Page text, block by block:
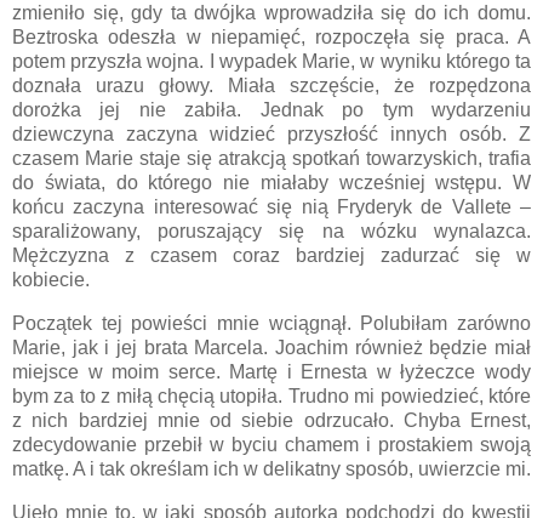
zmieniło się, gdy ta dwójka wprowadziła się do ich domu.
Beztroska odeszła w niepamięć, rozpoczęła się praca. A
potem przyszła wojna. I wypadek Marie, w wyniku którego ta
doznała urazu głowy. Miała szczęście, że rozpędzona
dorożka jej nie zabiła. Jednak po tym wydarzeniu
dziewczyna zaczyna widzieć przyszłość innych osób. Z
czasem Marie staje się atrakcją spotkań towarzyskich, trafia
do świata, do którego nie miałaby wcześniej wstępu. W
końcu zaczyna interesować się nią Fryderyk de Vallete –
sparaliżowany, poruszający się na wózku wynalazca.
Mężczyzna z czasem coraz bardziej zadurzać się w
kobiecie.
Początek tej powieści mnie wciągnął. Polubiłam zarówno
Marie, jak i jej brata Marcela. Joachim również będzie miał
miejsce w moim serce. Martę i Ernesta w łyżeczce wody
bym za to z miłą chęcią utopiła. Trudno mi powiedzieć, które
z nich bardziej mnie od siebie odrzucało. Chyba Ernest,
zdecydowanie przebił w byciu chamem i prostakiem swoją
matkę. A i tak określam ich w delikatny sposób, uwierzcie mi.
Ujęło mnie to, w jaki sposób autorka podchodzi do kwestii